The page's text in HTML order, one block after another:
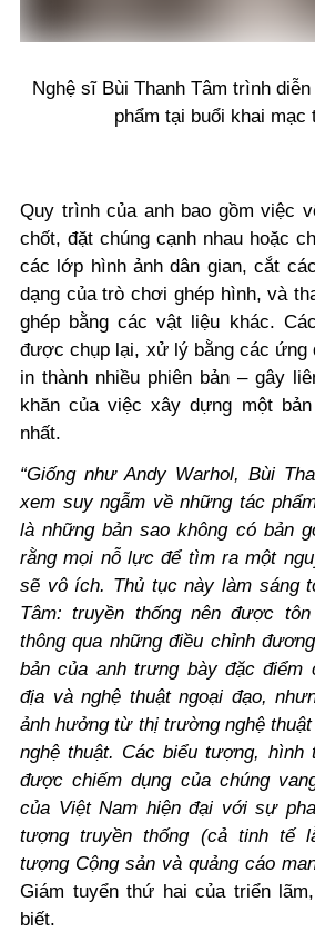
Nghệ sĩ Bùi Thanh Tâm trình
phẩm tại buổi khai mạc
Quy trình của anh bao gồm việc
chốt, đặt chúng cạnh nhau hoặc
các lớp hình ảnh dân gian, cắt
dạng của trò chơi ghép hình, và
ghép bằng các vật liệu khác.
được chụp lại, xử lý bằng các ứng
in thành nhiều phiên bản – gây
khăn của việc xây dựng một
nhất.
“Giống như Andy Warhol, Bùi
xem suy ngẫm về những tác
là những bản sao không có bản
rằng mọi nỗ lực để tìm ra một
sẽ vô ích. Thủ tục này làm sáng
Tâm: truyền thống nên được
thông qua những điều chỉnh
bản của anh trưng bày đặc điểm
địa và nghệ thuật ngoại đạo,
ảnh hưởng từ thị trường nghệ
nghệ thuật. Các biểu tượng,
được chiếm dụng của chúng
của Việt Nam hiện đại với sự
tượng truyền thống (cả tinh tế
tượng Cộng sản và quảng cáo
Giám tuyển thứ hai của triển
biết.